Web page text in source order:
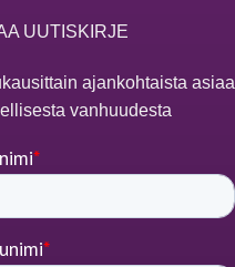
UUTISKIRJE
ajankohtaista asiaa
vanhuudesta